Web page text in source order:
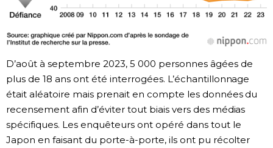
D’août à septembre 2023, 5 000 personnes âgées de
plus de 18 ans ont été interrogées. L’échantillonnage
était aléatoire mais prenait en compte les données du
recensement afin d’éviter tout biais vers des médias
spécifiques. Les enquêteurs ont opéré dans tout le
Japon en faisant du porte-à-porte, ils ont pu récolter